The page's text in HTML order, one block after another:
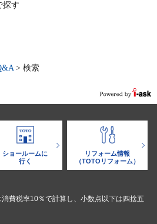
探す
> 検索
ショールームに
行く
リフォーム情報
（TOTOリフォーム）
費税率10％で計算し、小数点以下は四捨五